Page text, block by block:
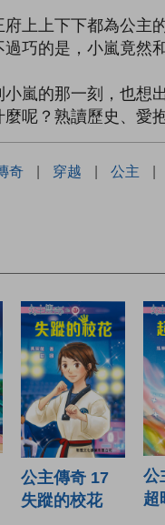
府上上下下都為公主
過巧的是，小嵐竟
小嵐的那一刻，也
呢？熟讀歷史、愛
奇 | 穿越 | 公主 |
公主傳奇 17
失蹤的校花
公
超